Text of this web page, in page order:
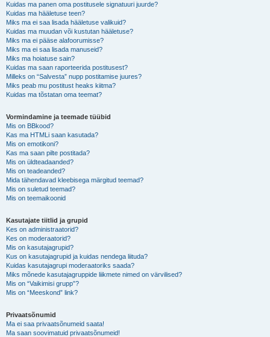
Kuidas ma panen oma postitusele signatuuri juurde?
Kuidas ma hääletuse teen?
Miks ma ei saa lisada hääletuse valikuid?
Kuidas ma muudan või kustutan hääletuse?
Miks ma ei pääse alafoorumisse?
Miks ma ei saa lisada manuseid?
Miks ma hoiatuse sain?
Kuidas ma saan raporteerida postitusest?
Milleks on “Salvesta” nupp postitamise juures?
Miks peab mu postitust heaks kiitma?
Kuidas ma tõstatan oma teemat?
Vormindamine ja teemade tüübid
Mis on BBkood?
Kas ma HTMLi saan kasutada?
Mis on emotikoni?
Kas ma saan pilte postitada?
Mis on üldteadaanded?
Mis on teadeanded?
Mida tähendavad kleebisega märgitud teemad?
Mis on suletud teemad?
Mis on teemaikoonid
Kasutajate tiitlid ja grupid
Kes on administraatorid?
Kes on moderaatorid?
Mis on kasutajagrupid?
Kus on kasutajagrupid ja kuidas nendega liituda?
Kuidas kasutajagrupi moderaatoriks saada?
Miks mõnede kasutajagruppide liikmete nimed on värvilised?
Mis on “Vaikimisi grupp”?
Mis on “Meeskond” link?
Privaatsõnumid
Ma ei saa privaatsõnumeid saata!
Ma saan soovimatuid privaatsõnumeid!